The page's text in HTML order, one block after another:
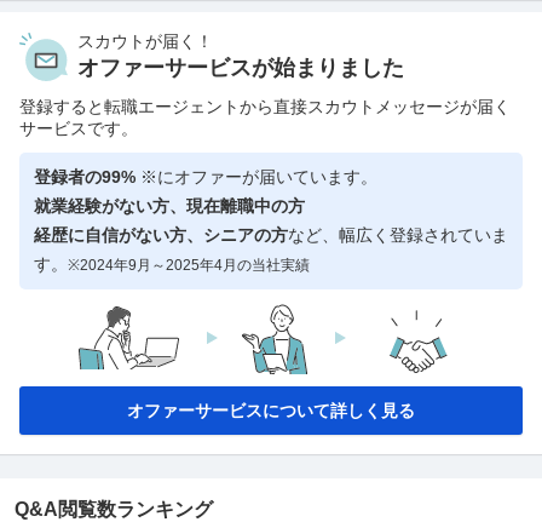
スカウトが届く！
オファーサービスが始まりました
登録すると転職エージェントから直接スカウトメッセージが届く
サービスです。
登録者の99% ※にオファーが届いています。
就業経験がない方、現在離職中の方
経歴に自信がない方、シニアの方など、幅広く登録されていま
す。 ※2024年9月～2025年4月の当社実績
オファーサービスについて詳しく見る
Q&A閲覧数ランキング